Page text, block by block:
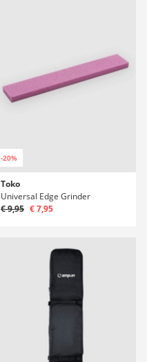
-20%
Toko
Universal Edge Grinder
€ 9,95 € 7,95